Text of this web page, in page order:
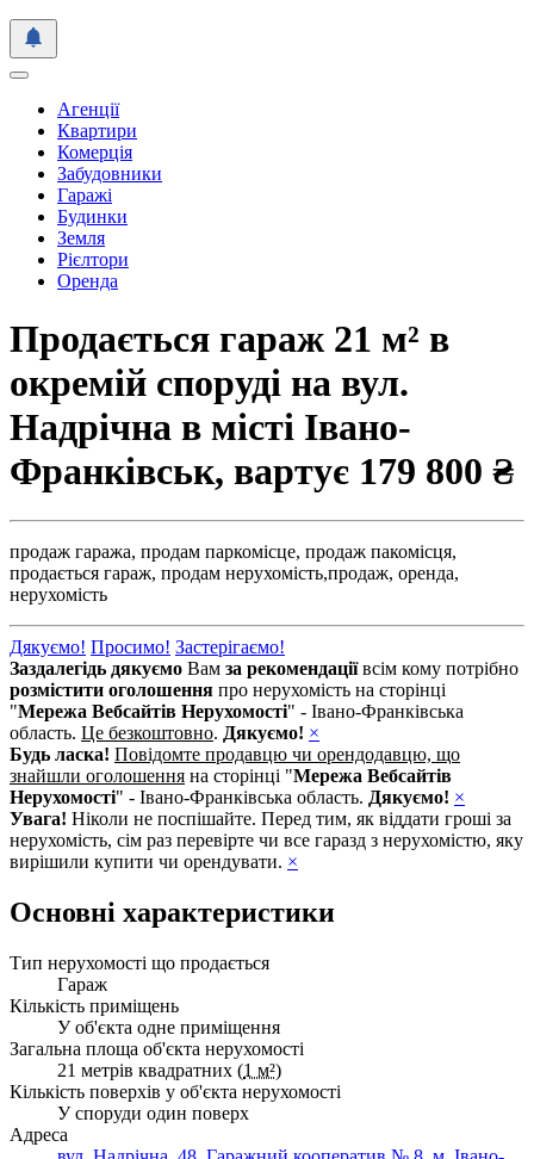
Агенції
Квартири
Комерція
Забудовники
Гаражі
Будинки
Земля
Рієлтори
Оренда
Продається гараж 21 м² в
окремій споруді на вул.
Надрічна в місті Івано-
Франківськ, вартує 179 800 ₴
продаж гаража, продам паркомісце, продаж пакомісця,
продається гараж, продам нерухомість,продаж, оренда,
нерухомість
Дякуємо! Просимо! Застерігаємо!
Заздалегідь дякуємо Вам за рекомендаціївсім кому потрібно
розмістити оголошення про нерухомість на сторінці
"Мережа Вебсайтів Нерухомості" - Івано-Франківська
область. Це безкоштовно. Дякуємо! ×
Будь ласка! Повідомте продавцю чи орендодавцю, що
знайшли оголошення на сторінці "Мережа Вебсайтів
Нерухомості" - Івано-Франківська область. Дякуємо! ×
Увага! Ніколи не поспішайте. Перед тим, як віддати гроші за
нерухомість, сім раз перевірте чи все гаразд з нерухомістю, яку
вирішили купити чи орендувати. ×
Основні характеристики
Тип нерухомості що продається
Гараж
Кількість приміщень
У об'єкта одне приміщення
Загальна площа об'єкта нерухомості
21 метрів квадратних (1 м²)
Кількість поверхів у об'єкта нерухомості
У споруди один поверх
Адреса